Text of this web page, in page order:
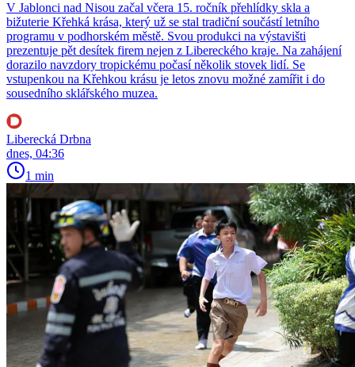
V Jablonci nad Nisou začal včera 15. ročník přehlídky skla a
bižuterie Křehká krása, který už se stal tradiční součástí letního
programu v podhorském městě. Svou produkci na výstavišti
prezentuje pět desítek firem nejen z Libereckého kraje. Na zahájení
dorazilo navzdory tropickému počasí několik stovek lidí. Se
vstupenkou na Křehkou krásu je letos znovu možné zamířit i do
sousedního sklářského muzea.
Liberecká Drbna
dnes, 04:36
1 min